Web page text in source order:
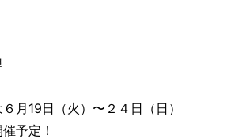
月19日（火）〜２４日（日）
予定！